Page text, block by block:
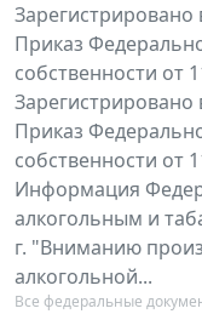
Зарегистрировано
Приказ
собственности от
Зарегистрировано
Приказ
собственности от
Информация
алкогольным и
г. "Вниманию
алкогольной...
Все федеральные